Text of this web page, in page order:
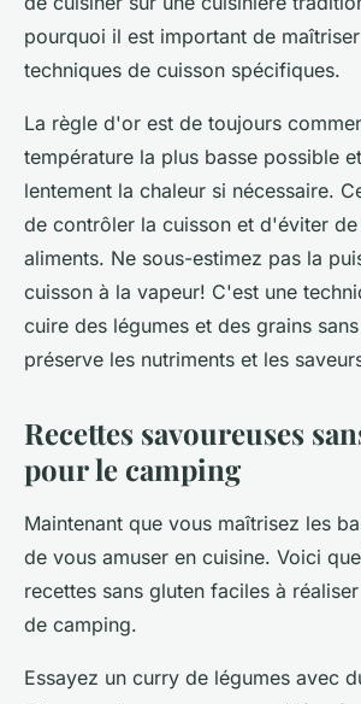
pourquoi il est important de
techniques de cuisson spécifiques.
La règle d'or est de toujours
température la plus basse possible
lentement la chaleur si nécessaire.
de contrôler la cuisson et d'éviter
aliments. Ne sous-estimez pas la
cuisson à la vapeur! C'est une
cuire des légumes et des grains
préserve les nutriments et les
Recettes savoureuses
pour le camping
Maintenant que vous maîtrisez les
de vous amuser en cuisine. Voici
recettes sans gluten faciles à
de camping.
Essayez un curry de légumes avec